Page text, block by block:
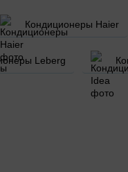
Кондиционеры Haier
Leberg